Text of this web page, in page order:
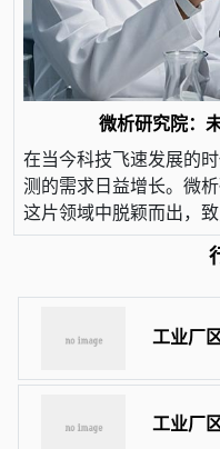
微析研究院：
在当今科技飞速发展的
测的需求日益增长。微
这片领域中脱颖而出，
工业厂
工业厂